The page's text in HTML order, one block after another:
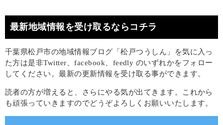
最新地域情報を受け取るならコチラ
千葉県松戸市の地域情報ブログ「松戸つうしん」を気に入っ
た方は是非Twitter、facebook、feedly のいずれかをフォロー
してください。最新の更新情報を受け取る事ができます。
読者の方が増えると、さらにやる気が出てきます。これから
も頑張っていきますのでどうぞよろしくお願いいたします。